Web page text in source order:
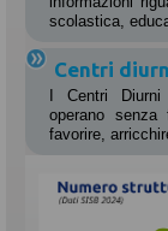
scolastica,
Centri
I Centri
operano
favorire,